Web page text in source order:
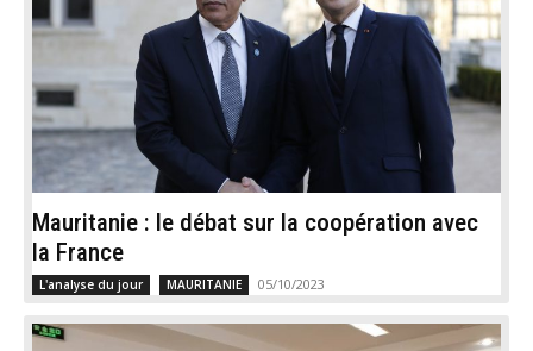
Mauritanie : le débat sur la coopération avec
la France
L'analyse du jour MAURITANIE 05/10/2023